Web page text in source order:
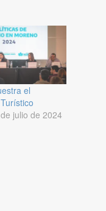
el
julio de 2024